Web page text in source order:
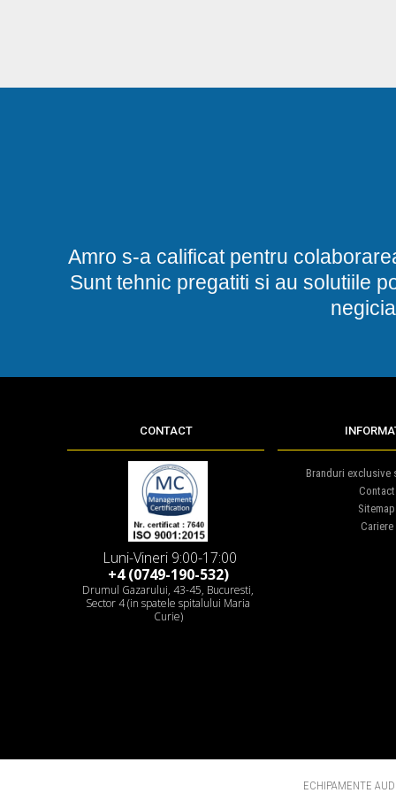
Amro s-a calificat pentru
Sunt tehnic pregatiti si au solutiile
CONTACT
Luni-Vineri 9:00-17:00
+4 (0749-190-532)
Drumul Gazarului, 43-45, Bucuresti,
Sector 4 (in spatele spitalului Maria
Curie)
Branduri exclusive
Contact
Sitemap
Cariere
ECHIPAMENTE